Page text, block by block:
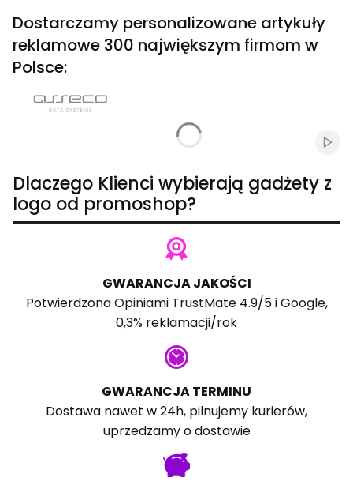
Dostarczamy personalizowane artykuły
reklamowe 300 największym firmom w
Polsce:
Dlaczego Klienci wybierają gadżety z
logo od promoshop?
GWARANCJA JAKOŚCI
PotwierdzonaOpiniami TrustMate4.9/5 iGoogle,
0,3% reklamacji/rok
GWARANCJA TERMINU
Dostawa nawet w 24h, pilnujemy kurierów,
uprzedzamy o dostawie